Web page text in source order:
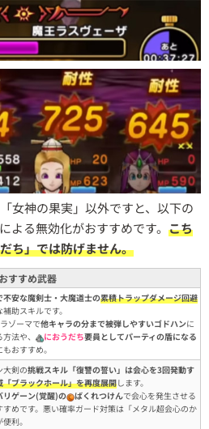
女神の果実」以外ですと、以下の
よる無効化がおすすめです。 こち
ち」では防げません。
おすすめ武器
不安な魔剣士・大魔道士の累積トラップダメージ回避
助スキルです。
ゾーマで他キャラの分まで被弾しやすいゴドハンに
法や、
におうだち要員としてパーティの盾になる
もおすすめ。
大剣の挑戦スキル「復讐の誓い」は会心を3回発動す
「ブラックホール」を再度展開します。
リゲーン(覚醒)の
ばくれつけんで会心を発生させる
すめです。悪い確率ガード対策は「メタル超会心のか
利。